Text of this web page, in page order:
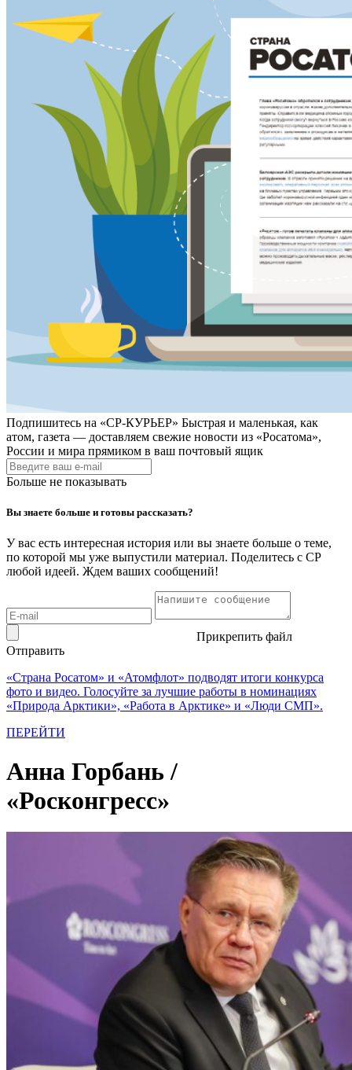
Подпишитесь на «СР-КУРЬЕР» Быстрая и маленькая, как
атом, газета — доставляем свежие новости из «Росатома»,
России и мира прямиком в ваш почтовый ящик
Больше не показывать
Вы знаете больше и готовы рассказать?
У вас есть интересная история или вы знаете больше о теме,
по которой мы уже выпустили материал. Поделитесь с СР
любой идеей. Ждем ваших сообщений!
Прикрепить файл
Отправить
«Страна Росатом» и «Атомфлот» подводят итоги конкурса
фото и видео. Голосуйте за лучшие работы в номинациях
«Природа Арктики», «Работа в Арктике» и «Люди СМП».
ПЕРЕЙТИ
Анна Горбань /
«Росконгресс»